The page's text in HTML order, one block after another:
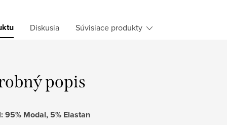
Diskusia Súvisiace produkty
popis
95% Modal, 5% Elastan